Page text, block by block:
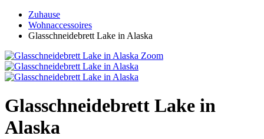
Zuhause
Wohnaccessoires
Glasschneidebrett Lake in Alaska
Zoom
Glasschneidebrett Lake in
Alaska